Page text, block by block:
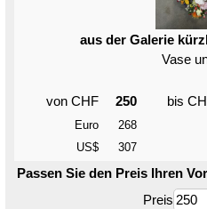
aus der Galerie
Vase
von CHF 250 bis
Euro 268
US$
307
Passen Sie den Preis Ihren
Preis